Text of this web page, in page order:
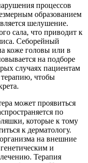
процессов
образованием
шелушение.
сала, что приводит к
Себорейный
коже головы или в
на подборе
случаях пациентам
чтобы
может проявиться
по
которые к тому
к дерматологу.
на внешние
и
Терапия